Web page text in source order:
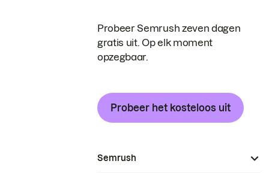
Probeer Semrush zeven dagen
gratis uit. Op elk moment
opzegbaar.
Probeer het kosteloos uit
Semrush